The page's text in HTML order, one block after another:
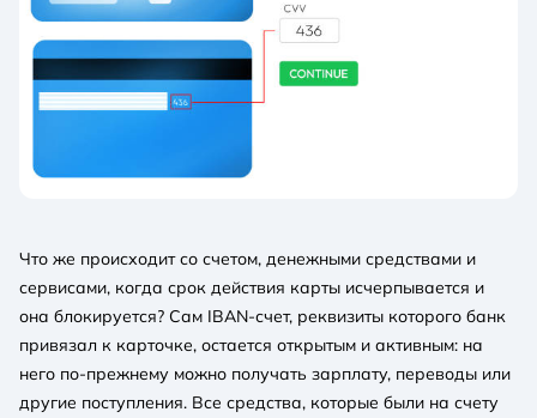
Что же происходит со счетом, денежными средствами и
сервисами, когда срок действия карты исчерпывается и
она блокируется? Сам IBAN-счет, реквизиты которого банк
привязал к карточке, остается открытым и активным: на
него по-прежнему можно получать зарплату, переводы или
другие поступления. Все средства, которые были на счету